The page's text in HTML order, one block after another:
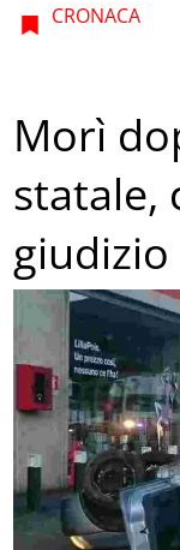
CRONACA
Morì
statale,